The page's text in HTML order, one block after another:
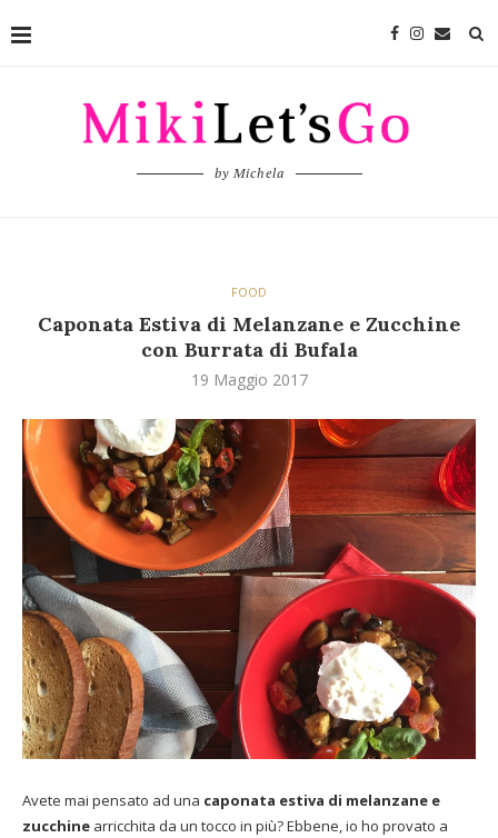
by Michela
FOOD
Caponata Estiva di Melanzane e Zucchine
con Burrata di Bufala
19 Maggio 2017
Avete mai pensato ad una caponata estiva di melanzane e
zucchine arricchita da un tocco in più? Ebbene, io ho provato a